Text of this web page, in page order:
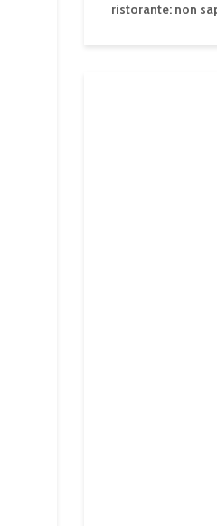
ristorante: non